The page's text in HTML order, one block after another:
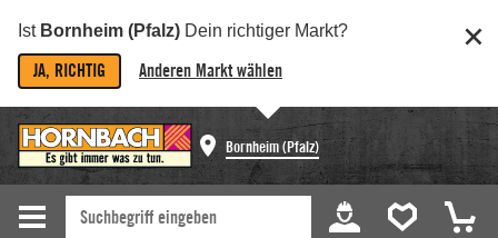
Ist Bornheim (Pfalz) Dein richtiger Markt?
JA, RICHTIG Anderen Markt wählen
Bornheim (Pfalz)